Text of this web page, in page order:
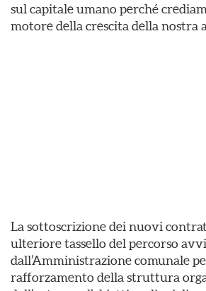
sul capitale umano perché
motore della crescita della nostra
La sottoscrizione dei nuovi
ulteriore tassello del percorso
dall’Amministrazione comunale
rafforzamento della struttura